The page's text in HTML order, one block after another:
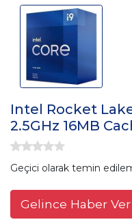
Intel Rocket
2.5GHz 16MB
Geçici olarak temin
Gelince Haber Ver